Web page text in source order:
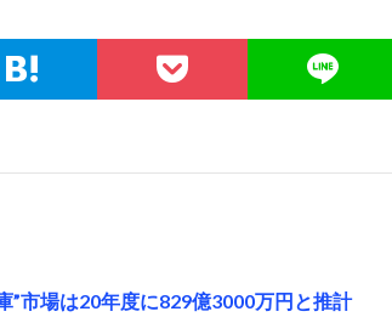
”市場は20年度に829億3000万円と推計